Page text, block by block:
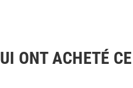
ONT ACHETÉ